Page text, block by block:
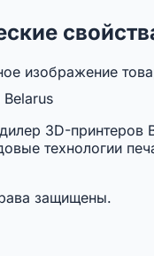
Belarus
3D-принтеров
технологии
защищены.